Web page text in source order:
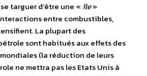
targuer d’être une « île»
entre combustibles,
La plupart des
sont habitués aux effets des
(la réduction de leurs
ne mettra pas les Etats Unis à